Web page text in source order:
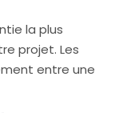
la plus
projet. Les
entre une